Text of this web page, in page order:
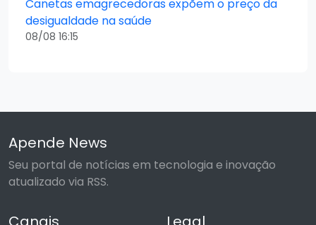
Canetas emagrecedoras expõem o preço da
desigualdade na saúde
08/08 16:15
Apende News
Seu portal de notícias em tecnologia e inovação
atualizado via RSS.